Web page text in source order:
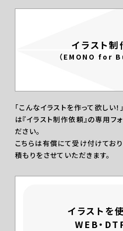
イラスト制
（EMONO for
「こんなイラストを作って欲しい
は『イラスト制作依頼』の専用フ
ださい。
こちらは有償にて受け付けてお
積もりをさせていただきます。
イラストを
WEB・